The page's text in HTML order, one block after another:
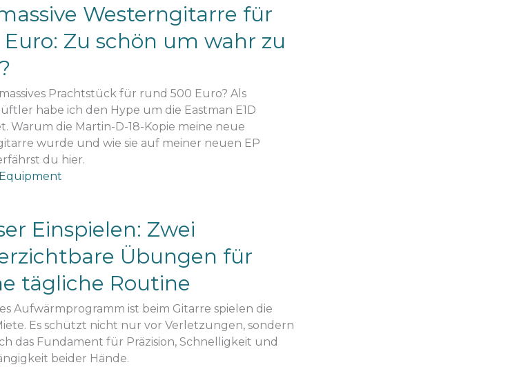
Westerngitarre für
Zu schön um wahr zu
Prachtstück für rund 500 Euro? Als
habe ich den Hype um die Eastman E1D
Warum die Martin-D-18-Kopie meine neue
wurde und wie sie auf meiner neuen EP
du hier.
Einspielen: Zwei
Übungen für
tägliche Routine
Aufwärmprogramm ist beim Gitarre spielen die
Es schützt nicht nur vor Verletzungen, sondern
das Fundament für Präzision, Schnelligkeit und
beider Hände.